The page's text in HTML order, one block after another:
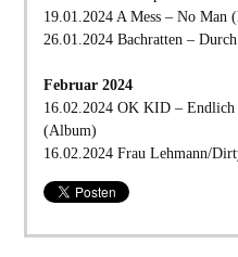
19.01.2024 A Mess – No Man
26.01.2024 Bachratten –
Februar 2024
16.02.2024 OK KID – Endlich
(Album)
16.02.2024 Frau Lehmann/